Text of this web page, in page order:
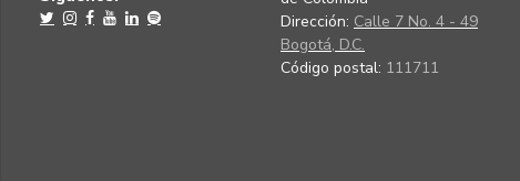
Dirección: Calle 7 No. 4 - 49
Bogotá, D.C.
Código postal: 111711